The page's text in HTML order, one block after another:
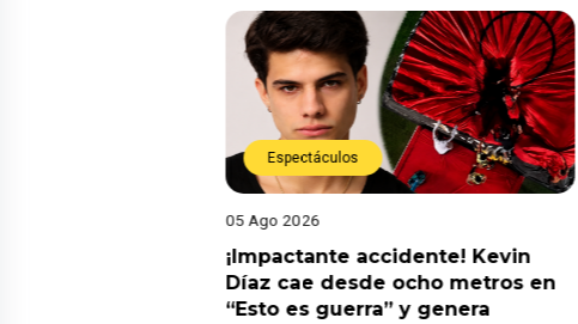
Espectáculos
05 Ago 2026
¡Impactante accidente! Kevin
Díaz cae desde ocho metros en
“Esto es guerra” y genera